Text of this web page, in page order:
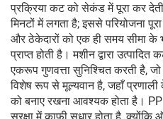
प्रक्रिया कट को सेकंड में पूरा कर देती
मिनटों में लगता है; इससे परियोजना
और ठेकेदारों को एक ही समय सीमा के
प्राप्त होती है। मशीन द्वारा
एकरूप गुणवत्ता सुनिश्चित करती है,
विशेष रूप से मूल्यवान है, जहाँ प्रणाली
को बनाए रखना आवश्यक होता है।